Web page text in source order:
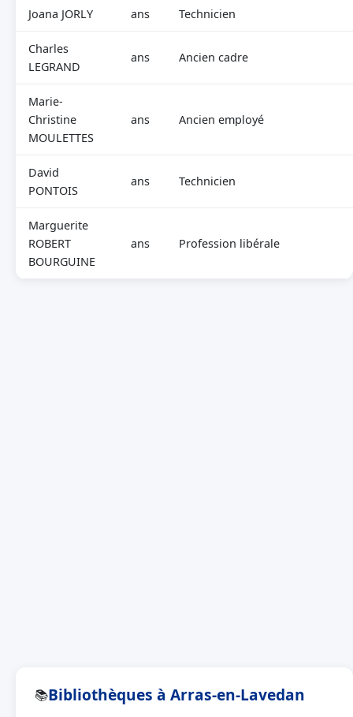
Joana JORLY ans Technicien
Charles
LEGRAND
ans Ancien cadre
Marie-
Christine
MOULETTES
ans Ancien employé
David
PONTOIS
ans Technicien
Marguerite
ROBERT
BOURGUINE
ans Profession libérale
📚Bibliothèques à Arras-en-Lavedan